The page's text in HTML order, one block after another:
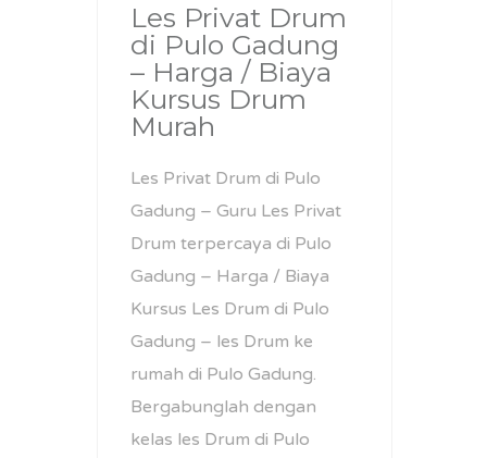
Les Privat Drum
di Pulo Gadung
– Harga / Biaya
Kursus Drum
Murah
Les Privat Drum di Pulo
Gadung – Guru Les Privat
Drum terpercaya di Pulo
Gadung – Harga / Biaya
Kursus Les Drum di Pulo
Gadung – les Drum ke
rumah di Pulo Gadung.
Bergabunglah dengan
kelas les Drum di Pulo